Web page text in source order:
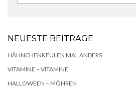
NEUESTE BEITRÄGE
HÄHNCHENKEULEN MAL ANDERS
VITAMINE – VITAMINE
HALLOWEEN – MÖHREN